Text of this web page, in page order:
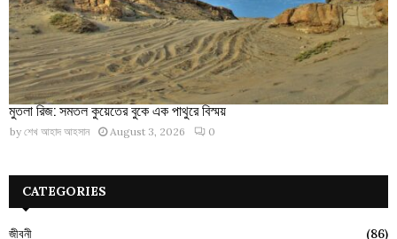
মুতলা রিজ: সমতল কুয়েতের বুকে এক পাথুরে বিস্ময়
by শেখ আহাদ আহসান August 3, 2026 0
CATEGORIES
জীবনী
(86)